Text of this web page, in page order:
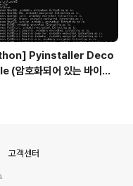
Pyinstaller Deco
(암호화되어 있는 바이너
고객센터